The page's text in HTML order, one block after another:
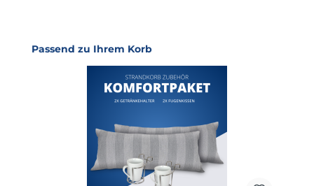
Produktgalerie überspringen
Passend zu Ihrem Korb